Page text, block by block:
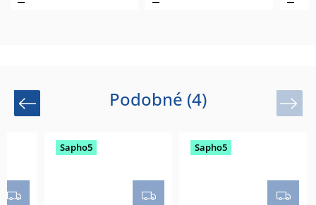
Podobné (4)
Previous
Sapho5 Sapho5
Next